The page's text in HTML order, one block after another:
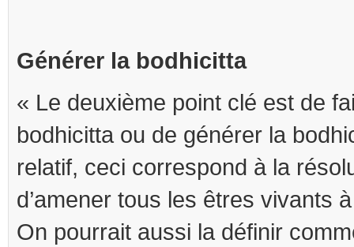
Générer la bodhicitta
« Le deuxième point clé est de
bodhicitta ou de générer la
relatif, ceci correspond à la
d’amener tous les êtres vivants
On pourrait aussi la définir